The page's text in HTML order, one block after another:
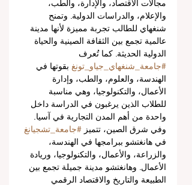
مجالات الاقتصاد، والإدارة، والطب،
والإعلام، والدراسات الدولية. وتمنح
شنغهاي للطالب تجربة مميزة لأنها مدينة
عالمية تجمع بين الثقافة الصينية والحياة
الدولية الحديثة. كما تُعرف
#جامعة_شنغهاي_جياو_تونغ بقوتها في
الهندسة، والعلوم، والطب، وإدارة
الأعمال، والتكنولوجيا، وهي مناسبة
للطلاب الذين يرغبون في الدراسة داخل
واحدة من أهم المدن التجارية في آسيا.
وفي شرق الصين، تتميز #جامعة_تشجيانغ
في هانغتشو ببرامجها في الهندسة،
والزراعة، والأعمال، والتكنولوجيا، وريادة
الأعمال. وهانغتشو مدينة جميلة تجمع بين
الطبيعة والتاريخ والاقتصاد الرقمي